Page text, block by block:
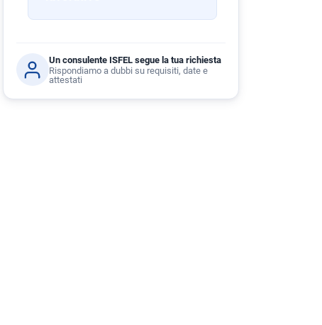
Un consulente ISFEL segue la tua richiesta
Rispondiamo a dubbi su requisiti, date e
attestati